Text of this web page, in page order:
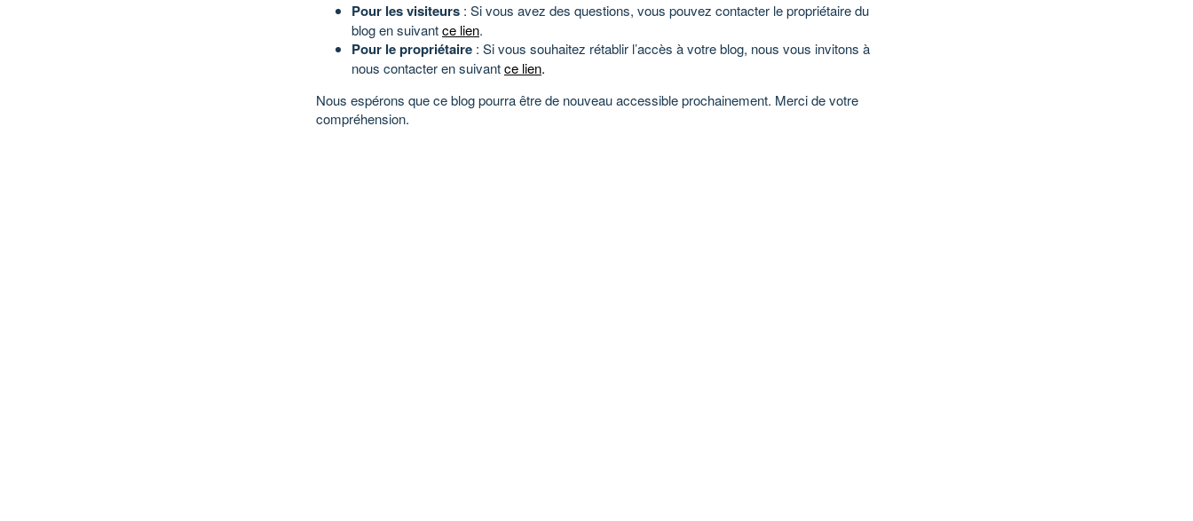
Pour les visiteurs : Si vous avez des questions, vous pouvez contacter le propriétaire du
blog en suivantce lien.
Pour le propriétaire : Si vous souhaitez rétablir l’accès à votre blog, nous vous invitons à
nous contacter en suivantce lien.
Nous espérons que ce blog pourra être de nouveau accessible prochainement. Merci de votre
compréhension.